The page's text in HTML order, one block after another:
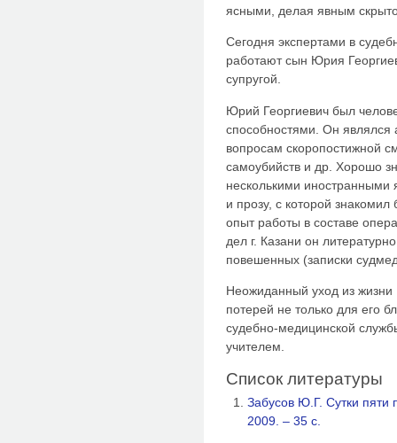
ясными, делая явным
Сегодня экспертами в
работают сын Юрия
супругой.
Юрий Георгиевич был
способностями. Он являлся
вопросам скоропостижной
самоубийств и др. Хорошо
несколькими иностранными
и прозу, с которой знакомил
опыт работы в составе
дел г. Казани он
повешенных (записки
Неожиданный уход из жизни
потерей не только для его
судебно-медицинской
учителем.
Список литературы
Забусов Ю.Г. Сутки пяти
2009. – 35 с.